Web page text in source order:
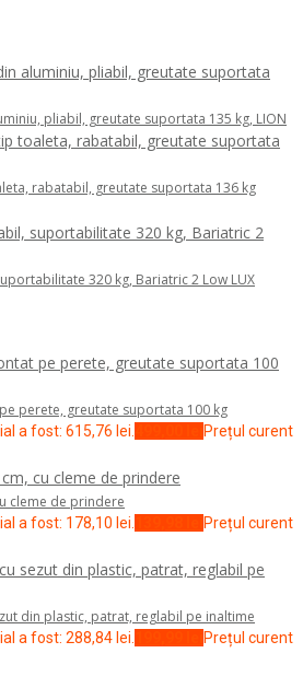
pliabil, greutate suportata 135 kg, LION
rabatabil, greutate suportata 136 kg
320 kg, Bariatric 2 Low LUX
perete, greutate suportata 100 kg
a fost: 615,76 lei.
Prețul curent
cleme de prindere
a fost: 178,10 lei.
Prețul curent
din plastic, patrat, reglabil pe inaltime
a fost: 288,84 lei.
Prețul curent